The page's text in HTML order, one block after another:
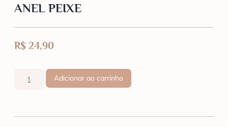
ANEL PEIXE
R$ 24,90
Adicionar ao carrinho